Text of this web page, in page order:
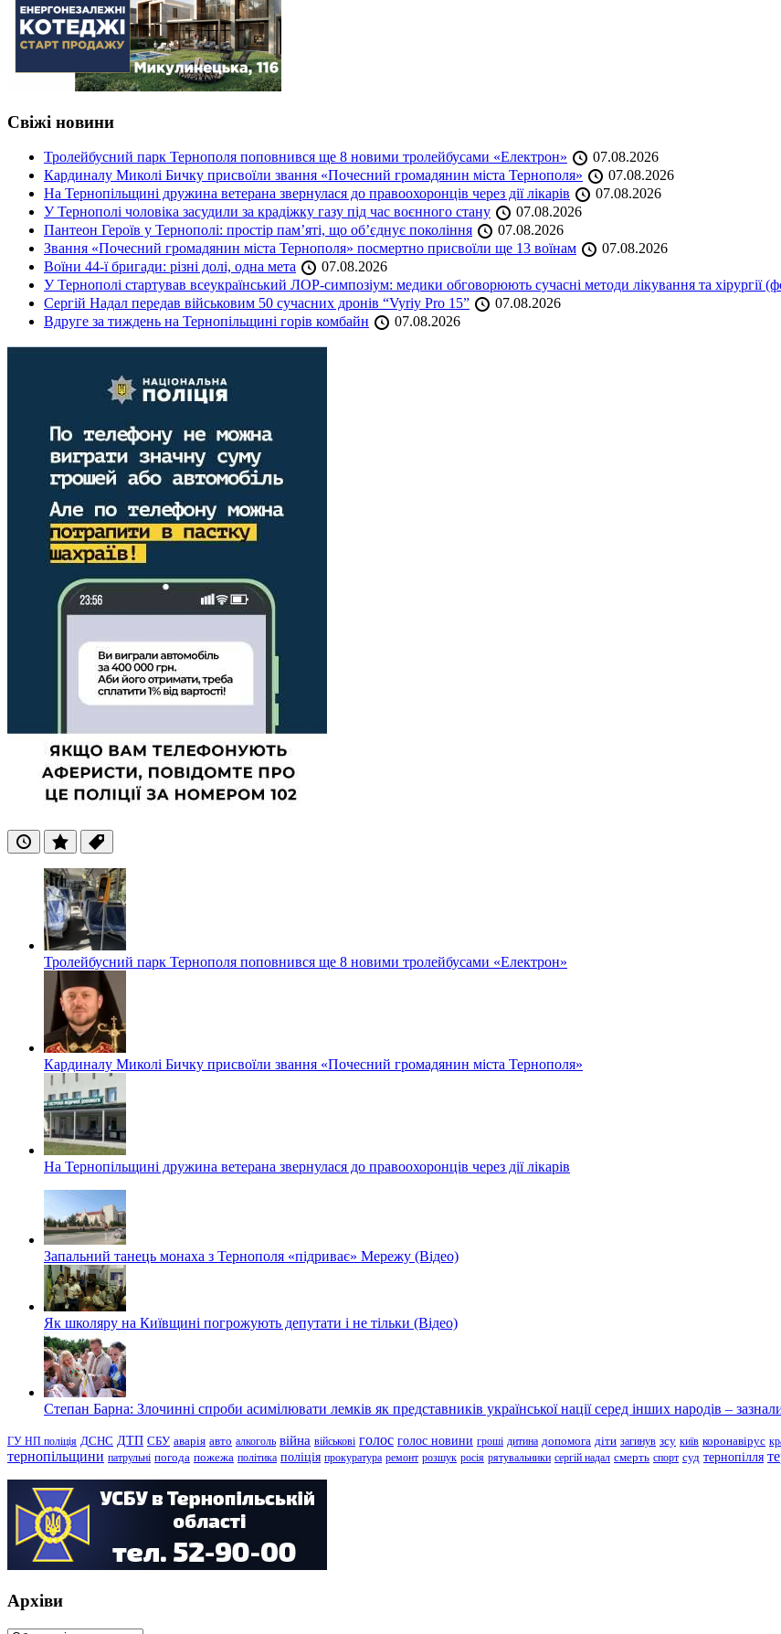
Свіжі новини
Тролейбусний парк Тернополя поповнився ще 8 новими тролейбусами «Електрон»
07.08.2026
Кардиналу Миколі Бичку присвоїли звання «Почесний громадянин міста Тернополя»
07.08.2026
На Тернопільщині дружина ветерана звернулася до правоохоронців через дії лікарів
07.08.2026
У Тернополі чоловіка засудили за крадіжку газу під час воєнного стану
07.08.2026
Пантеон Героїв у Тернополі: простір пам’яті, що об’єднує покоління
07.08.2026
Звання «Почесний громадянин міста Тернополя» посмертно присвоїли ще 13 воїнам
07.08.2026
Воїни 44-ї бригади: різні долі, одна мета
07.08.2026
У Тернополі стартував всеукраїнський ЛОР-симпозіум: медики обговорюють сучасні методи лікування та хірургії
Сергій Надал передав військовим 50 сучасних дронів “Vyriy Pro 15”
07.08.2026
Вдруге за тиждень на Тернопільщині горів комбайн
07.08.2026
ОстанніПопулярні
Теги
Тролейбусний парк Тернополя поповнився ще 8 новими тролейбусами «Електрон»
Кардиналу Миколі Бичку присвоїли звання «Почесний громадянин міста Тернополя»
На Тернопільщині дружина ветерана звернулася до правоохоронців через дії лікарів
Запальний танець монаха з Тернополя «підриває» Мережу (Відео)
Як школяру на Київщині погрожують депутати і не тільки (Відео)
Степан Барна: Злочинні спроби асимілювати лемків як представників української нації серед інших народів –
ГУ НП поліція ДСНС ДТП СБУ аварія авто алкоголь війна військові голос голос новини гроші дитина допомога діти загинув зсу київ коронавірус
тернопільщини патрульні погода пожежа політика поліція прокуратура ремонт розшук росія рятувальники сергій надал смерть спорт суд тернопілля
Архіви